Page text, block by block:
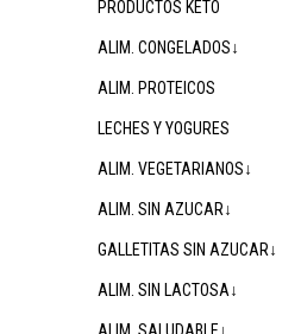
PRODUCTOS KETO
ALIM. CONGELADOS↓
ALIM. PROTEICOS
LECHES Y YOGURES
ALIM. VEGETARIANOS↓
ALIM. SIN AZUCAR↓
GALLETITAS SIN AZUCAR↓
ALIM. SIN LACTOSA↓